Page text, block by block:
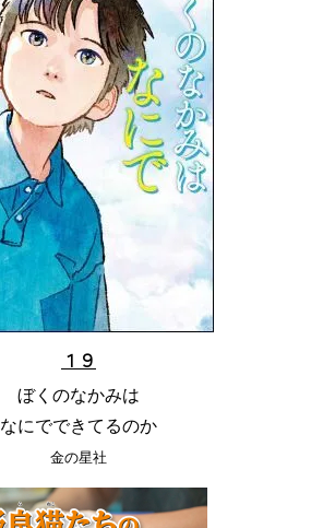
１９
ぼくのなかみは
なにでできてるのか
金の星社